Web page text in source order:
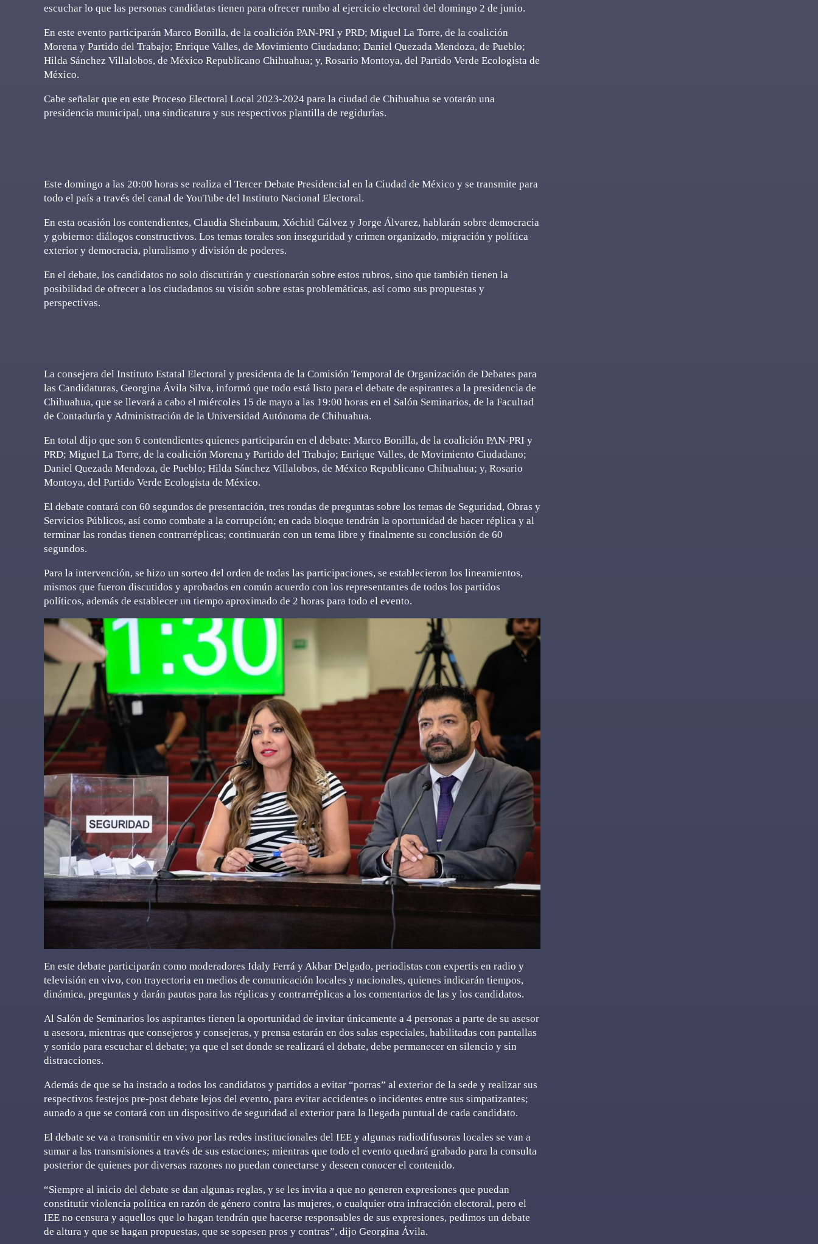
escuchar lo que las personas candidatas tienen para ofrecer rumbo al ejercicio electoral del domingo 2 de junio.
En este evento participarán Marco Bonilla, de la coalición PAN-PRI y PRD; Miguel La Torre, de la coalición
Morena y Partido del Trabajo; Enrique Valles, de Movimiento Ciudadano; Daniel Quezada Mendoza, de Pueblo;
Hilda Sánchez Villalobos, de México Republicano Chihuahua; y, Rosario Montoya, del Partido Verde Ecologista de
México.
Cabe señalar que en este Proceso Electoral Local 2023-2024 para la ciudad de Chihuahua se votarán una
presidencia municipal, una sindicatura y sus respectivos plantilla de regidurías.
Este domingo a las 20:00 horas se realiza el Tercer Debate Presidencial en la Ciudad de México y se transmite para
todo el país a través del canal de YouTube del Instituto Nacional Electoral.
En esta ocasión los contendientes, Claudia Sheinbaum, Xóchitl Gálvez y Jorge Álvarez, hablarán sobre democracia
y gobierno: diálogos constructivos. Los temas torales son inseguridad y crimen organizado, migración y política
exterior y democracia, pluralismo y división de poderes.
En el debate, los candidatos no solo discutirán y cuestionarán sobre estos rubros, sino que también tienen la
posibilidad de ofrecer a los ciudadanos su visión sobre estas problemáticas, así como sus propuestas y
perspectivas.
La consejera del Instituto Estatal Electoral y presidenta de la Comisión Temporal de Organización de Debates para
las Candidaturas, Georgina Ávila Silva, informó que todo está listo para el debate de aspirantes a la presidencia de
Chihuahua, que se llevará a cabo el miércoles 15 de mayo a las 19:00 horas en el Salón Seminarios, de la Facultad
de Contaduría y Administración de la Universidad Autónoma de Chihuahua.
En total dijo que son 6 contendientes quienes participarán en el debate: Marco Bonilla, de la coalición PAN-PRI y
PRD; Miguel La Torre, de la coalición Morena y Partido del Trabajo; Enrique Valles, de Movimiento Ciudadano;
Daniel Quezada Mendoza, de Pueblo; Hilda Sánchez Villalobos, de México Republicano Chihuahua; y, Rosario
Montoya, del Partido Verde Ecologista de México.
El debate contará con 60 segundos de presentación, tres rondas de preguntas sobre los temas de Seguridad, Obras y
Servicios Públicos, así como combate a la corrupción; en cada bloque tendrán la oportunidad de hacer réplica y al
terminar las rondas tienen contrarréplicas; continuarán con un tema libre y finalmente su conclusión de 60
segundos.
Para la intervención, se hizo un sorteo del orden de todas las participaciones, se establecieron los lineamientos,
mismos que fueron discutidos y aprobados en común acuerdo con los representantes de todos los partidos
políticos, además de establecer un tiempo aproximado de 2 horas para todo el evento.
En este debate participarán como moderadores Idaly Ferrá y Akbar Delgado, periodistas con expertis en radio y
televisión en vivo, con trayectoria en medios de comunicación locales y nacionales, quienes indicarán tiempos,
dinámica, preguntas y darán pautas para las réplicas y contrarréplicas a los comentarios de las y los candidatos.
Al Salón de Seminarios los aspirantes tienen la oportunidad de invitar únicamente a 4 personas a parte de su asesor
u asesora, mientras que consejeros y consejeras, y prensa estarán en dos salas especiales, habilitadas con pantallas
y sonido para escuchar el debate; ya que el set donde se realizará el debate, debe permanecer en silencio y sin
distracciones.
Además de que se ha instado a todos los candidatos y partidos a evitar “porras” al exterior de la sede y realizar sus
respectivos festejos pre-post debate lejos del evento, para evitar accidentes o incidentes entre sus simpatizantes;
aunado a que se contará con un dispositivo de seguridad al exterior para la llegada puntual de cada candidato.
El debate se va a transmitir en vivo por las redes institucionales del IEE y algunas radiodifusoras locales se van a
sumar a las transmisiones a través de sus estaciones; mientras que todo el evento quedará grabado para la consulta
posterior de quienes por diversas razones no puedan conectarse y deseen conocer el contenido.
“Siempre al inicio del debate se dan algunas reglas, y se les invita a que no generen expresiones que puedan
constitutir violencia política en razón de género contra las mujeres, o cualquier otra infracción electoral, pero el
IEE no censura y aquellos que lo hagan tendrán que hacerse responsables de sus expresiones, pedimos un debate
de altura y que se hagan propuestas, que se sopesen pros y contras”, dijo Georgina Ávila.